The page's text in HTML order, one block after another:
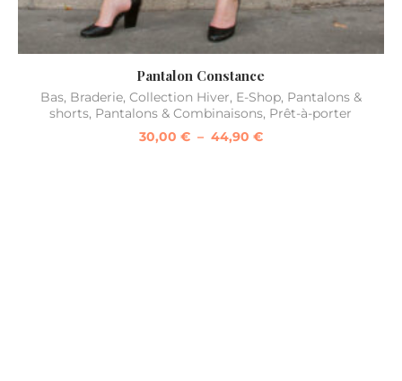
Pantalon Constance
Bas, Braderie, Collection Hiver, E-Shop, Pantalons &
shorts, Pantalons & Combinaisons, Prêt-à-porter
30,00 € – 44,90 €